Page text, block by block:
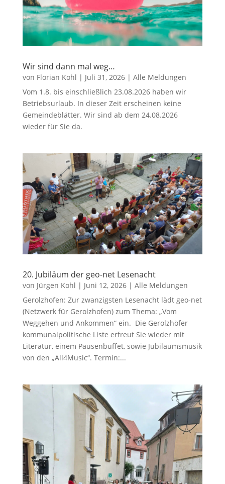
Wir sind dann mal weg…
von Florian Kohl | Juli 31, 2026| Alle Meldungen
Vom 1.8. bis einschließlich 23.08.2026 haben wir
Betriebsurlaub. In dieser Zeit erscheinen keine
Gemeindeblätter. Wir sind ab dem 24.08.2026
wieder für Sie da.
20. Jubiläum der geo-net Lesenacht
von Jürgen Kohl | Juni 12, 2026| Alle Meldungen
Gerolzhofen: Zur zwanzigsten Lesenacht lädt geo-net
(Netzwerk für Gerolzhofen) zum Thema: „Vom
Weggehen und Ankommen“ ein. Die Gerolzhöfer
kommunalpolitische Liste erfreut Sie wieder mit
Literatur, einem Pausenbuffet, sowie Jubiläumsmusik
von den „All4Music“. Termin:...